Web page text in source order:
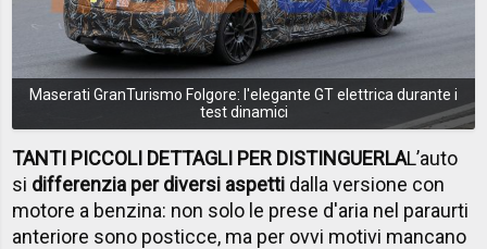
Maserati GranTurismo Folgore: l'elegante GT elettrica durante i
test dinamici
TANTI PICCOLI DETTAGLI PER DISTINGUERLAL’auto
si differenzia per diversi aspetti dalla versione con
motore a benzina: non solo le prese d'aria nel paraurti
anteriore sono posticce, ma per ovvi motivi mancano